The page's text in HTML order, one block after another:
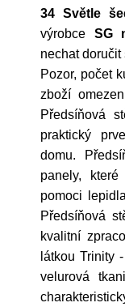
34 Světle
výrobce SG
nechat
Pozor, počet
zboží
Předsíňová
praktický
domu.
panely,
pomoci
Předsíňová
kvalitní
látkou Trinity
velurová